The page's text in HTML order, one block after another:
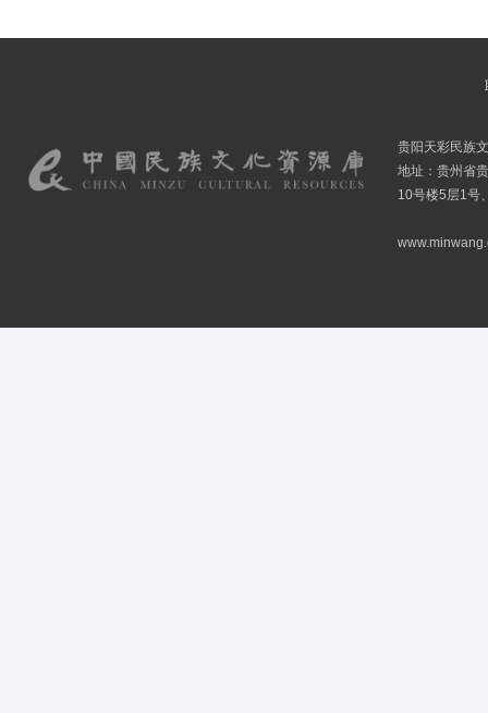
贵阳天彩民族
地址：贵州省
10号楼5层1号